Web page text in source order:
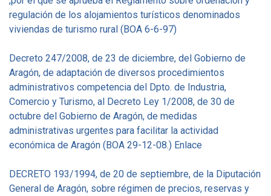
regulación de los alojamientos turísticos denominados
viviendas de turismo rural (BOA 6-6-97)
Decreto 247/2008, de 23 de diciembre, del Gobierno de
Aragón, de adaptación de diversos procedimientos
administrativos competencia del Dpto. de Industria,
Comercio y Turismo, al Decreto Ley 1/2008, de 30 de
octubre del Gobierno de Aragón, de medidas
administrativas urgentes para facilitar la actividad
económica de Aragón (BOA 29-12-08.) Enlace
DECRETO 193/1994, de 20 de septiembre, de la Diputación
General de Aragón, sobre régimen de precios, reservas y